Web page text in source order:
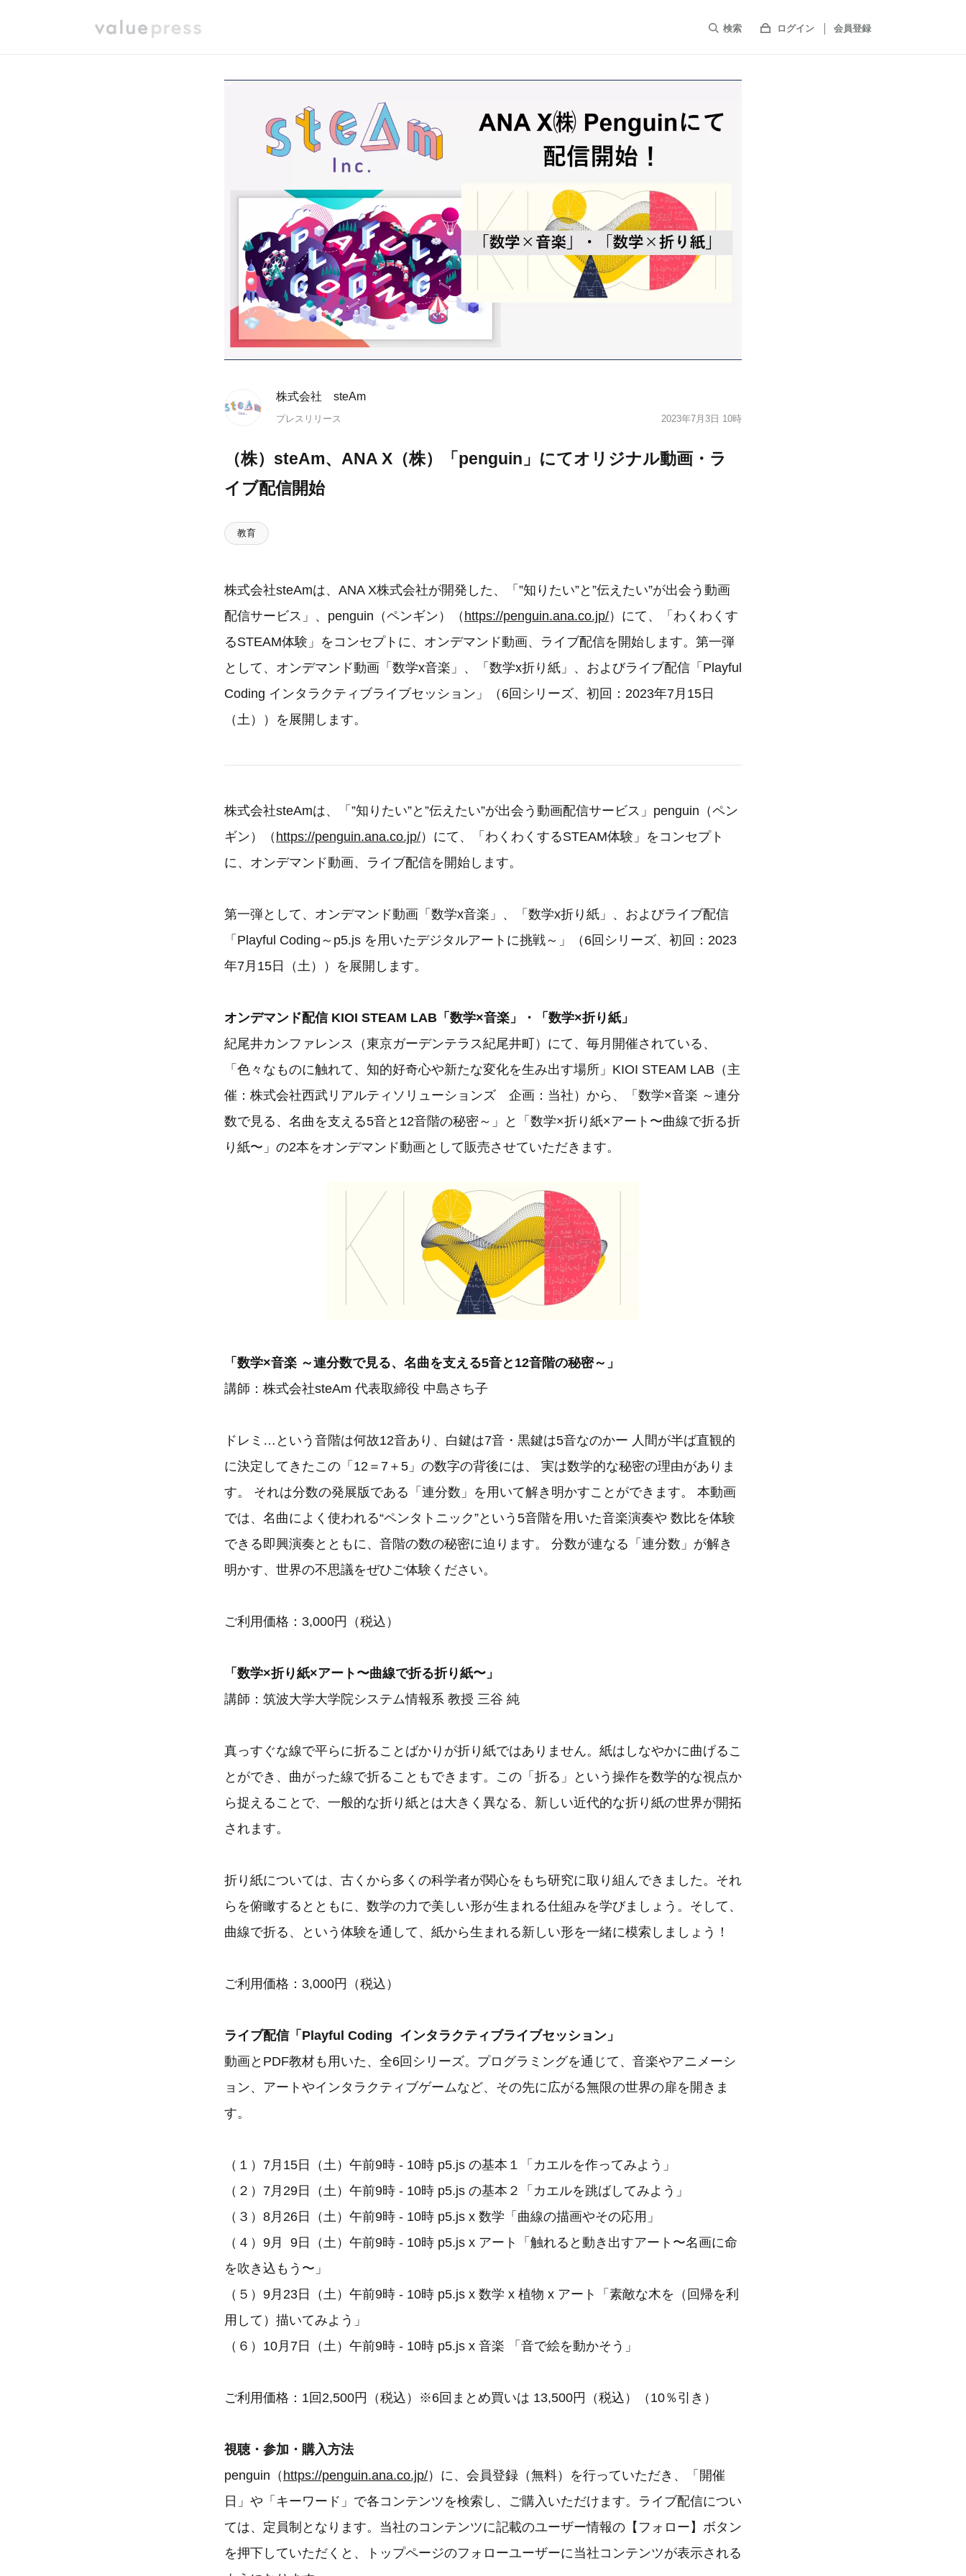
検索 ログイン 会員登録
株式会社 steAm
プレスリリース 2023年7月3日 10時
（株）steAm、ANA X（株）「penguin」にてオリジナル動画・ラ
イブ配信開始
教育
株式会社steAmは、ANA X株式会社が開発した、「”知りたい”と”伝えたい”が出会う動画
配信サービス」、penguin（ペンギン）（ https://penguin.ana.co.jp/）にて、「わくわくす
るSTEAM体験」をコンセプトに、オンデマンド動画、ライブ配信を開始します。第一弾
として、オンデマンド動画「数学x音楽」、「数学x折り紙」、およびライブ配信「Playful
Coding インタラクティブライブセッション」（6回シリーズ、初回：2023年7月15日
（土））を展開します。
株式会社steAmは、「”知りたい”と”伝えたい”が出会う動画配信サービス」penguin（ペン
ギン）（ https://penguin.ana.co.jp/）にて、「わくわくするSTEAM体験」をコンセプト
に、オンデマンド動画、ライブ配信を開始します。
第一弾として、オンデマンド動画「数学x音楽」、「数学x折り紙」、およびライブ配信
「Playful Coding～p5.js を用いたデジタルアートに挑戦～」（6回シリーズ、初回：2023
年7月15日（土））を展開します。
オンデマンド配信 KIOI STEAM LAB「数学×音楽」・「数学×折り紙」
紀尾井カンファレンス（東京ガーデンテラス紀尾井町）にて、毎月開催されている、
「色々なものに触れて、知的好奇心や新たな変化を生み出す場所」KIOI STEAM LAB（主
催：株式会社西武リアルティソリューションズ 企画：当社）から、「数学×音楽 ～連分
数で見る、名曲を支える5音と12音階の秘密～」と「数学×折り紙×アート〜曲線で折る折
り紙〜」の2本をオンデマンド動画として販売させていただきます。
「数学×音楽 ～連分数で見る、名曲を支える5音と12音階の秘密～」
講師：株式会社steAm 代表取締役 中島さち子
ドレミ…という音階は何故12音あり、白鍵は7音・黒鍵は5音なのかー 人間が半ば直観的
に決定してきたこの「12＝7＋5」の数字の背後には、 実は数学的な秘密の理由がありま
す。 それは分数の発展版である「連分数」を用いて解き明かすことができます。 本動画
では、名曲によく使われる“ペンタトニック”という5音階を用いた音楽演奏や 数比を体験
できる即興演奏とともに、音階の数の秘密に迫ります。 分数が連なる「連分数」が解き
明かす、世界の不思議をぜひご体験ください。
ご利用価格：3,000円（税込）
「数学×折り紙×アート〜曲線で折る折り紙〜」
講師：筑波大学大学院システム情報系 教授 三谷 純
真っすぐな線で平らに折ることばかりが折り紙ではありません。紙はしなやかに曲げるこ
とができ、曲がった線で折ることもできます。この「折る」という操作を数学的な視点か
ら捉えることで、一般的な折り紙とは大きく異なる、新しい近代的な折り紙の世界が開拓
されます。
折り紙については、古くから多くの科学者が関心をもち研究に取り組んできました。それ
らを俯瞰するとともに、数学の力で美しい形が生まれる仕組みを学びましょう。そして、
曲線で折る、という体験を通して、紙から生まれる新しい形を一緒に模索しましょう！
ご利用価格：3,000円（税込）
ライブ配信「Playful Coding インタラクティブライブセッション」
動画とPDF教材も用いた、全6回シリーズ。プログラミングを通じて、音楽やアニメーシ
ョン、アートやインタラクティブゲームなど、その先に広がる無限の世界の扉を開きま
す。
（１）7月15日（土）午前9時 - 10時 p5.js の基本１「カエルを作ってみよう」
（２）7月29日（土）午前9時 - 10時 p5.js の基本２「カエルを跳ばしてみよう」
（３）8月26日（土）午前9時 - 10時 p5.js x 数学「曲線の描画やその応用」
（４）9月 9日（土）午前9時 - 10時 p5.js x アート「触れると動き出すアート〜名画に命
を吹き込もう〜」
（５）9月23日（土）午前9時 - 10時 p5.js x 数学 x 植物 x アート「素敵な木を（回帰を利
用して）描いてみよう」
（６）10月7日（土）午前9時 - 10時 p5.js x 音楽 「音で絵を動かそう」
ご利用価格：1回2,500円（税込）※6回まとめ買いは 13,500円（税込）（10％引き）
視聴・参加・購入方法
penguin（ https://penguin.ana.co.jp/）に、会員登録（無料）を行っていただき、「開催
日」や「キーワード」で各コンテンツを検索し、ご購入いただけます。ライブ配信につい
ては、定員制となります。当社のコンテンツに記載のユーザー情報の【フォロー】ボタン
を押下していただくと、トップページのフォローユーザーに当社コンテンツが表示される